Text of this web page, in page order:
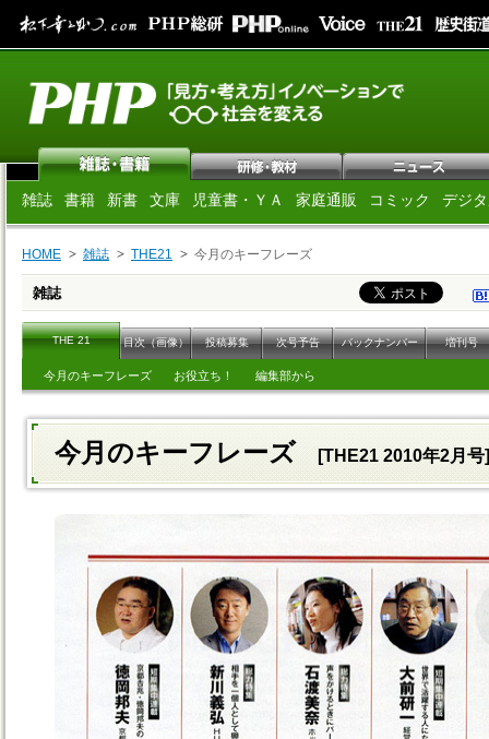
雑誌 書籍 新書 文庫 児童書・ＹＡ 家庭通販 コミック デジ
HOME 雑誌 THE21 今月のキーフレーズ
雑誌
THE 21 目次（画像） 投稿募集 次号予告 バックナンバー 増刊号
今月のキーフレーズ お役立ち！ 編集部から
今月のキーフレーズ [THE21 2010年2月号